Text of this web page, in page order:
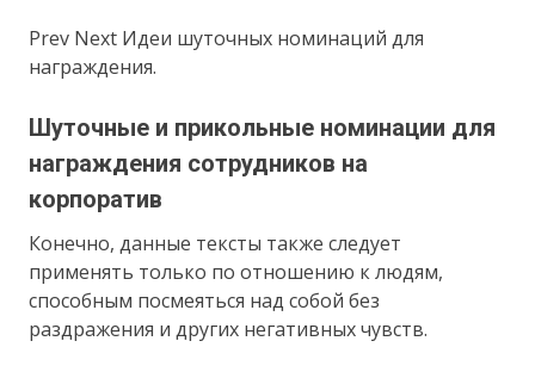
Prev Next Идеи шуточных номинаций для
награждения.
Шуточные и прикольные номинации для
награждения сотрудников на
корпоратив
Конечно, данные тексты также следует
применять только по отношению к людям,
способным посмеяться над собой без
раздражения и других негативных чувств.